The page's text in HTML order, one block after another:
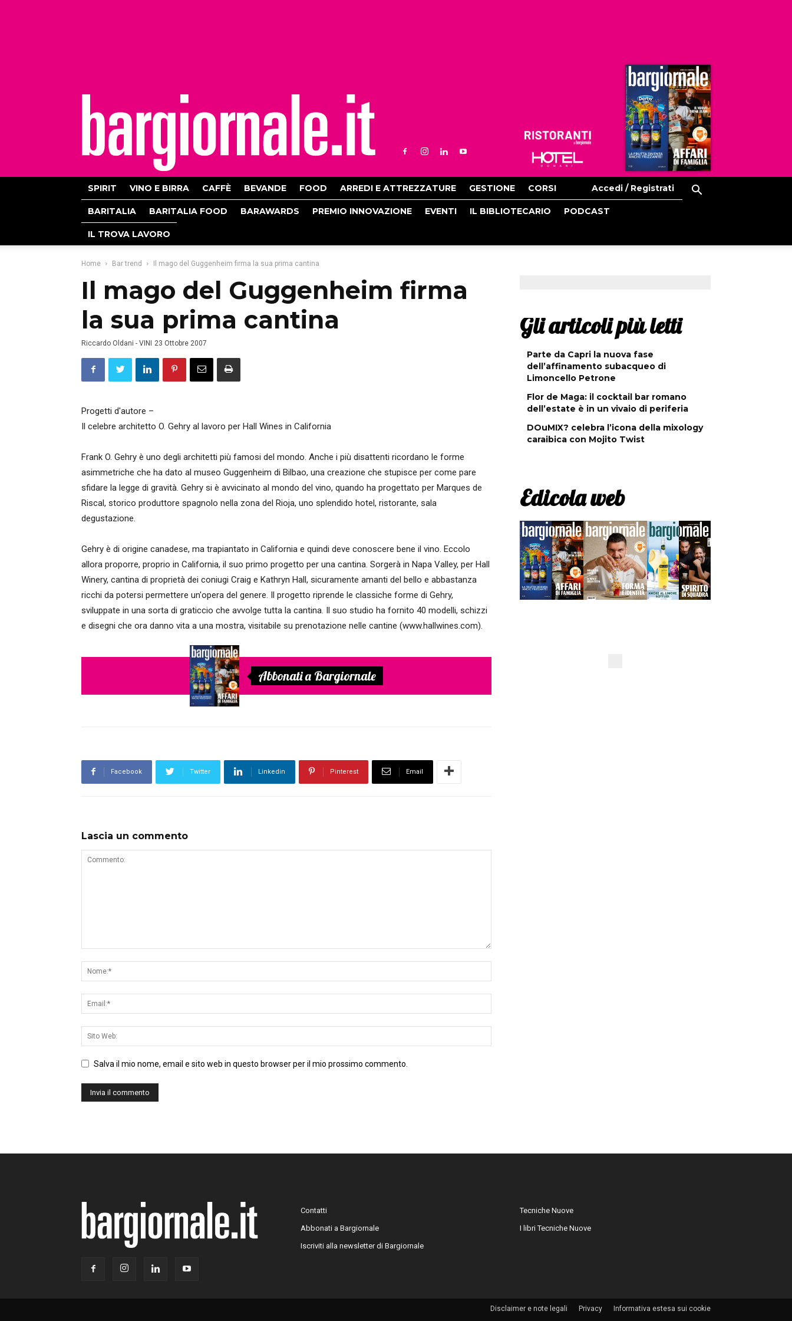
Ristoranti
Hoteldomani
SPIRIT VINO E BIRRA CAFFÈ BEVANDE FOOD ARREDI E ATTREZZATURE GESTIONE CORSI Accedi / Registrati
BARITALIA BARITALIA FOOD BARAWARDS PREMIO INNOVAZIONE EVENTI IL BIBLIOTECARIO PODCAST
IL TROVA LAVORO
Home Bar trend Il mago del Guggenheim firma la sua prima cantina
Il mago del Guggenheim firma
la sua prima cantina
Riccardo Oldani - VINI 23 Ottobre 2007
Progetti d'autore –
Il celebre architetto O. Gehry al lavoro per Hall Wines in California
Frank O. Gehry è uno degli architetti più famosi del mondo. Anche i più disattenti ricordano le forme
asimmetriche che ha dato al museo Guggenheim di Bilbao, una creazione che stupisce per come pare
sfidare la legge di gravità. Gehry si è avvicinato al mondo del vino, quando ha progettato per Marques de
Riscal, storico produttore spagnolo nella zona del Rioja, uno splendido hotel, ristorante, sala
degustazione.
Gehry è di origine canadese, ma trapiantato in California e quindi deve conoscere bene il vino. Eccolo
allora proporre, proprio in California, il suo primo progetto per una cantina. Sorgerà in Napa Valley, per Hall
Winery, cantina di proprietà dei coniugi Craig e Kathryn Hall, sicuramente amanti del bello e abbastanza
ricchi da potersi permettere un'opera del genere. Il progetto riprende le classiche forme di Gehry,
sviluppate in una sorta di graticcio che avvolge tutta la cantina. Il suo studio ha fornito 40 modelli, schizzi
e disegni che ora danno vita a una mostra, visitabile su prenotazione nelle cantine (www.hallwines.com).
Abbonati a Bargiornale
Facebook Twitter Linkedin Pinterest Email
Lascia un commento
Salva il mio nome, email e sito web in questo browser per il mio prossimo commento.
Gli articoli più letti
Parte da Capri la nuova fase
dell’affinamento subacqueo di
Limoncello Petrone
Flor de Maga: il cocktail bar romano
dell’estate è in un vivaio di periferia
DOuMIX? celebra l’icona della mixology
caraibica con Mojito Twist
Edicola web
Contatti
Abbonati a Bargiornale
Iscriviti alla newsletter di Bargiornale
Tecniche Nuove
I libri Tecniche Nuove
Disclaimer e note legali Privacy Informativa estesa sui cookie